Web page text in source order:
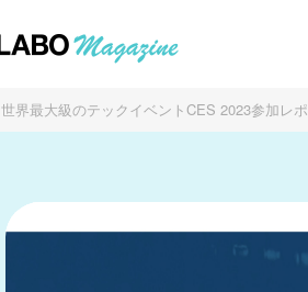
世界最大級のテックイベントCES 2023参加レ